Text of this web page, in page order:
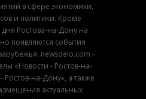
в сфере экономики,
и политики. Кроме
дня Ростова-на-Дону на
появляются события
newsdelo.com -
«Новости - Ростов-на-
Ростов-на-Дону», а также
актуальных